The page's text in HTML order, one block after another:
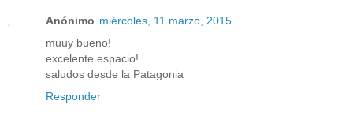
Anónimo miércoles, 11 marzo, 2015
muuy bueno!
excelente espacio!
saludos desde la Patagonia
Responder